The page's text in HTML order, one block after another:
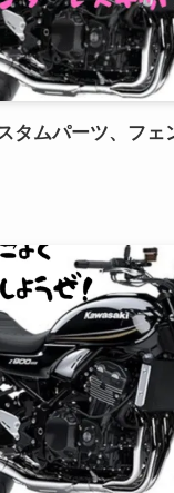
タムパーツ、フ